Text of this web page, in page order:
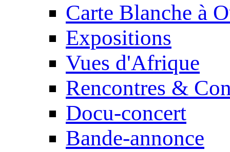
Carte Blanche à
Expositions
Vues d'Afrique
Rencontres &
Docu-concert
Bande-annonce